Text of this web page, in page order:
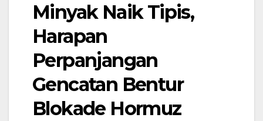
Minyak Naik Tipis,
Harapan
Perpanjangan
Gencatan Bentur
Blokade Hormuz